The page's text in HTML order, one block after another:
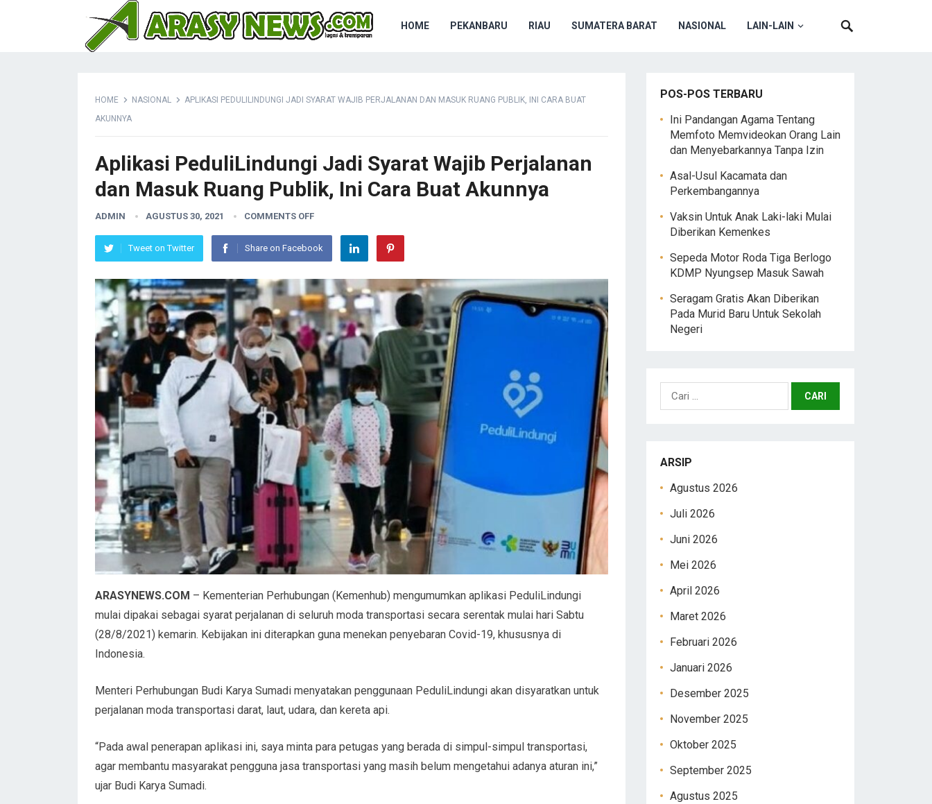
HOME PEKANBARU RIAU SUMATERA BARAT NASIONAL LAIN-LAIN
HOME NASIONAL
APLIKASI PEDULILINDUNGI JADI SYARAT WAJIB PERJALANAN DAN MASUK RUANG PUBLIK, INI CARA BUAT
AKUNNYA
Aplikasi PeduliLindungi Jadi Syarat Wajib Perjalanan
dan Masuk Ruang Publik, Ini Cara Buat Akunnya
ADMIN AGUSTUS 30, 2021 COMMENTS OFF
Tweet on Twitter Share on Facebook
ARASYNEWS.COM – Kementerian Perhubungan (Kemenhub) mengumumkan aplikasi PeduliLindungi
mulai dipakai sebagai syarat perjalanan di seluruh moda transportasi secara serentak mulai hari Sabtu
(28/8/2021) kemarin. Kebijakan ini diterapkan guna menekan penyebaran Covid-19, khususnya di
Indonesia.
Menteri Perhubungan Budi Karya Sumadi menyatakan penggunaan PeduliLindungi akan disyaratkan untuk
perjalanan moda transportasi darat, laut, udara, dan kereta api.
“Pada awal penerapan aplikasi ini, saya minta para petugas yang berada di simpul-simpul transportasi,
agar membantu masyarakat pengguna jasa transportasi yang masih belum mengetahui adanya aturan ini,”
ujar Budi Karya Sumadi.
POS-POS TERBARU
Ini Pandangan Agama Tentang
Memfoto Memvideokan Orang Lain
dan Menyebarkannya Tanpa Izin
Asal-Usul Kacamata dan
Perkembangannya
Vaksin Untuk Anak Laki-laki Mulai
Diberikan Kemenkes
Sepeda Motor Roda Tiga Berlogo
KDMP Nyungsep Masuk Sawah
Seragam Gratis Akan Diberikan
Pada Murid Baru Untuk Sekolah
Negeri
Cari
untuk:
ARSIP
Agustus 2026
Juli 2026
Juni 2026
Mei 2026
April 2026
Maret 2026
Februari 2026
Januari 2026
Desember 2025
November 2025
Oktober 2025
September 2025
Agustus 2025